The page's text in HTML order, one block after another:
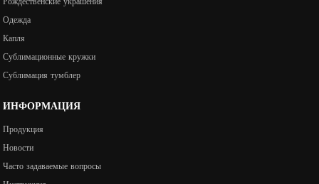
Одежда
Капля
Сублимационные кружки
Сублимация тумблер
ИНФОРМАЦИЯ
Продукция
Новости
Часто задаваемые вопросы